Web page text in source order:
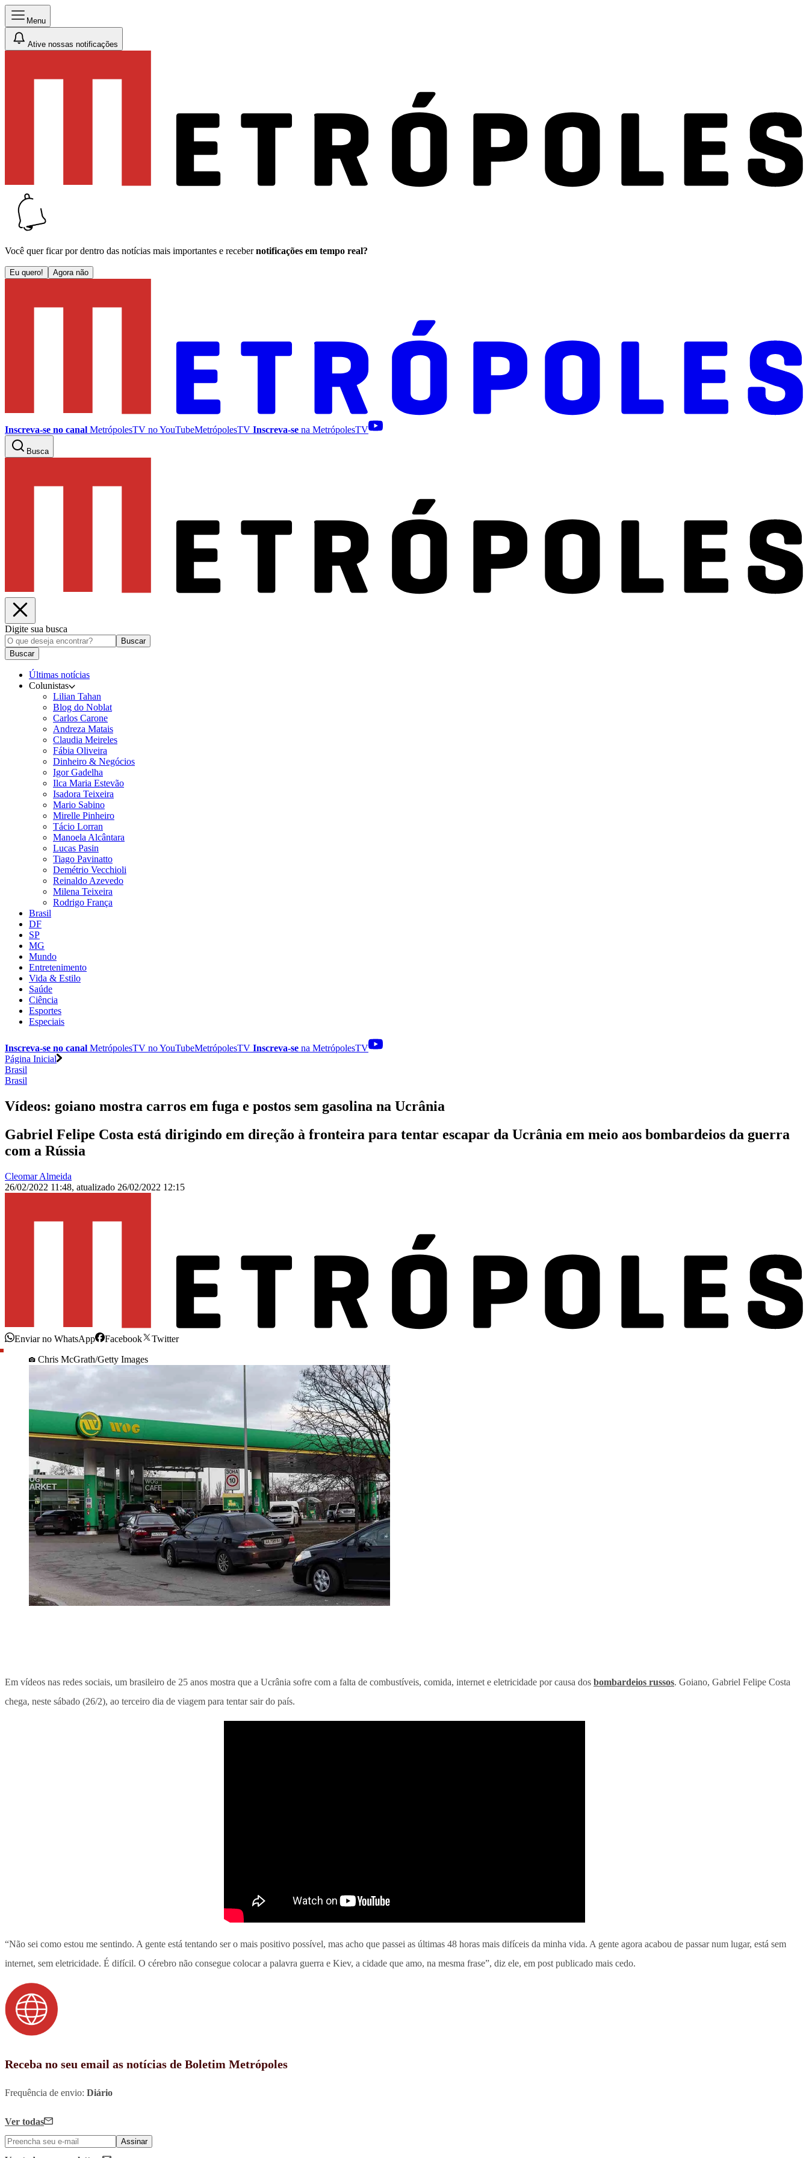
Menu
Ative nossas notificações
Você quer ficar por dentro das notícias mais importantes e receber notificações em tempo real?
Eu quero! Agora não
Inscreva-se no canal MetrópolesTV noYouTubeMetrópolesTV Inscreva-se na MetrópolesTV
Busca
Digite sua busca
Buscar
Buscar
Últimas notícias
Colunistas
Lilian Tahan
Blog do Noblat
Carlos Carone
Andreza Matais
Claudia Meireles
Fábia Oliveira
Dinheiro & Negócios
Igor Gadelha
Ilca Maria Estevão
Isadora Teixeira
Mario Sabino
Mirelle Pinheiro
Tácio Lorran
Manoela Alcântara
Lucas Pasin
Tiago Pavinatto
Demétrio Vecchioli
Reinaldo Azevedo
Milena Teixeira
Rodrigo França
Brasil
DF
SP
MG
Mundo
Entretenimento
Vida & Estilo
Saúde
Ciência
Esportes
Especiais
Inscreva-se no canal MetrópolesTV noYouTubeMetrópolesTV Inscreva-se na MetrópolesTV
Página Inicial
Brasil
Brasil
Vídeos: goiano mostra carros em fuga e postos sem gasolina na Ucrânia
Gabriel Felipe Costa está dirigindo em direção à fronteira para tentar escapar da Ucrânia em meio aos bombardeios da guerra
com a Rússia
Cleomar Almeida
26/02/2022 11:48, atualizado 26/02/2022 12:15
Enviar no WhatsApp Facebook
Twitter
Chris McGrath/Getty Images
Em vídeos nas redes sociais, um brasileiro de 25 anos mostra que a Ucrânia sofre com a falta de combustíveis, comida, internet e eletricidade por causa dos bombardeios russos. Goiano, Gabriel Felipe Costa
chega, neste sábado (26/2), ao terceiro dia de viagem para tentar sair do país.
“Não sei como estou me sentindo. A gente está tentando ser o mais positivo possível, mas acho que passei as últimas 48 horas mais difíceis da minha vida. A gente agora acabou de passar num lugar, está sem
internet, sem eletricidade. É difícil. O cérebro não consegue colocar a palavra guerra e Kiev, a cidade que amo, na mesma frase”, diz ele, em post publicado mais cedo.
Receba no seu email as notícias de Boletim Metrópoles
Frequência de envio: Diário
Ver todas
Assinar